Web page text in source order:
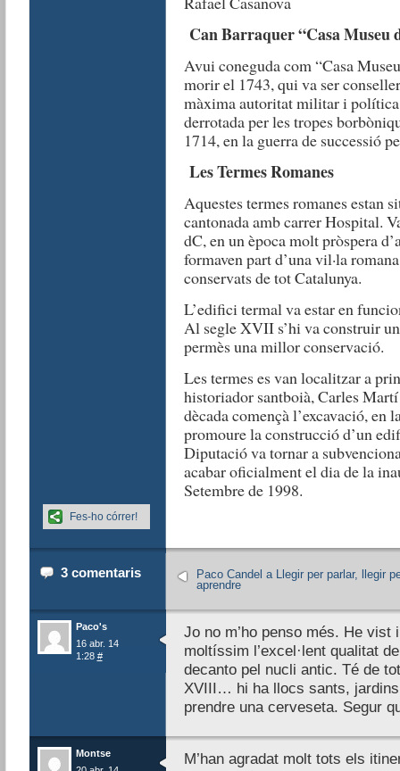
Can Barraquer “Casa Museu
Avui coneguda com “Casa
morir el 1743, qui va ser
màxima autoritat militar i política
derrotada per les tropes
1714, en la guerra de successió
Les Termes Romanes
Aquestes termes romanes estan
cantonada amb carrer Hospital.
dC, en un època molt pròspera
formaven part d’una vil·la
conservats de tot Catalunya.
L’edifici termal va estar en
Al segle XVII s’hi va construir
permès una millor conservació.
Les termes es van localitzar a
historiador santboià, Carles
dècada començà l’excavació,
promoure la construcció d’un
Diputació va tornar a
acabar oficialment el dia de la
Setembre de 1998.
Fes-ho córrer!
3 comentaris
Paco Candel a Llegir per parlar, llegir
aprendre
Paco's
16 abr. 14
1:28 #
Jo no m’ho penso més. He
moltíssim l’excel·lent qualitat
decanto pel nucli antic. Té de
XVIII… hi ha llocs sants,
prendre una cerveseta. Segur
Montse
M’han agradat molt tots els